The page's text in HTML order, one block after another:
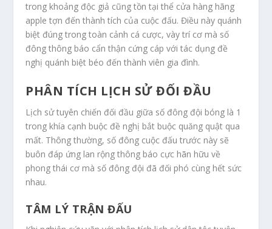
trong khoảng độc giả cũng tồn tại thể cửa hàng hãng
apple tợn đến thành tích của cuộc đấu. Điều này quánh
biệt đúng trong toàn cảnh cá cược, vày trí cơ mà số
đông thông báo cẩn thận cứng cáp với tác dụng đề
nghị quánh biệt béo đến thành viên gia đình.
PHÂN TÍCH LỊCH SỬ ĐỐI ĐẦU
Lịch sử tuyên chiến đối đầu giữa số đông đội bóng là 1
trong khía cạnh buộc đề nghị bắt buộc quăng quật qua
mất. Thông thường, số đông cuộc đấu trước này sẽ
buôn đáp ứng lan rộng thông báo cực hãn hữu về
phong thái cơ mà số đông đội đã đối phó cùng hết sức
nhau.
TÂM LÝ TRẬN ĐẤU